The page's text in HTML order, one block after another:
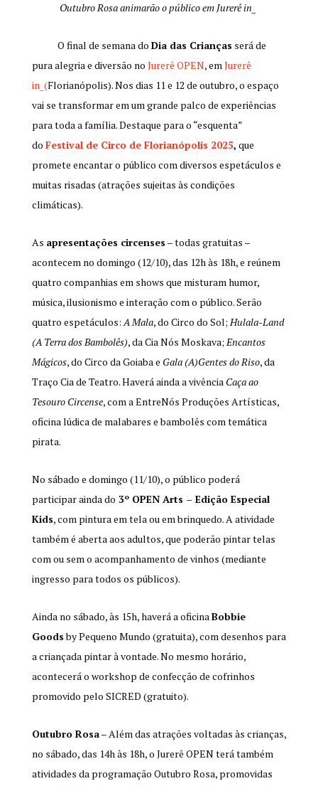
Outubro Rosa animarão o público em Jurerê in_
O final de semana do Dia das Crianças será de
pura alegria e diversão no Jurerê OPEN, emJurerê
in_(Florianópolis). Nos dias 11 e 12 de outubro, o espaço
vai se transformar em um grande palco de experiências
para toda a família. Destaque para o “esquenta”
do Festival de Circo de Florianópolis 2025, que
promete encantar o público com diversos espetáculos e
muitas risadas (atrações sujeitas às condições
climáticas).
As apresentações circenses – todas gratuitas –
acontecem no domingo (12/10), das 12h às 18h, e reúnem
quatro companhias em shows que misturam humor,
música, ilusionismo e interação com o público. Serão
quatro espetáculos:A Mala, do Circo do Sol;Hulala-Land
(A Terra dos Bambolês), da Cia Nós Moskava;Encantos
Mágicos, do Circo da Goiaba e Gala (A)Gentes do Riso, da
Traço Cia de Teatro. Haverá ainda a vivência Caça ao
Tesouro Circense, com a EntreNós Produções Artísticas,
oficina lúdica de malabares e bambolês com temática
pirata.
No sábado e domingo (11/10), o público poderá
participar ainda do 3º OPEN Arts – Edição Especial
Kids, com pintura em tela ou em brinquedo. A atividade
também é aberta aos adultos, que poderão pintar telas
com ou sem o acompanhamento de vinhos (mediante
ingresso para todos os públicos).
Ainda no sábado, às 15h, haverá a oficinaBobbie
Goodsby Pequeno Mundo (gratuita), com desenhos para
a criançada pintar à vontade. No mesmo horário,
acontecerá o workshop de confecção de cofrinhos
promovido pelo SICRED (gratuito).
Outubro Rosa– Além das atrações voltadas às crianças,
no sábado, das 14h às 18h, o Jurerê OPEN terá também
atividades da programação Outubro Rosa, promovidas